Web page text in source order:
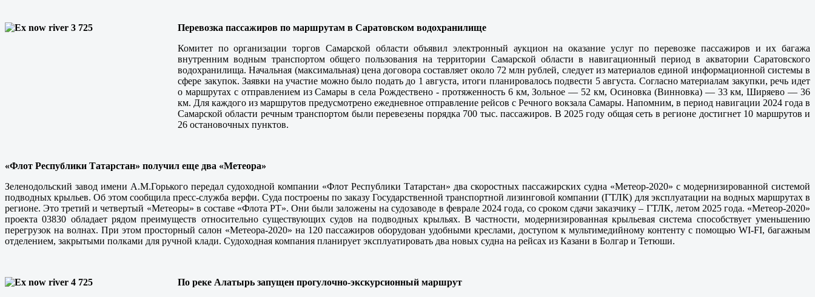
Перевозка пассажиров по маршрутам в Саратовском водохранилище
Комитет по организации торгов Самарской области объявил электронный аукцион на оказание услуг по перевозке пассажиров и их багажа
внутренним водным транспортом общего пользования на территории Самарской области в навигационный период в акватории Саратовского
водохранилища. Начальная (максимальная) цена договора составляет около 72 млн рублей, следует из материалов единой информационной системы в
сфере закупок. Заявки на участие можно было подать до 1 августа, итоги планировалось подвести 5 августа. Согласно материалам закупки, речь идет
о маршрутах с отправлением из Самары в села Рождествено - протяженность 6 км, Зольное — 52 км, Осиновка (Винновка) — 33 км, Ширяево — 36
км. Для каждого из маршрутов предусмотрено ежедневное отправление рейсов с Речного вокзала Самары. Напомним, в период навигации 2024 года в
Самарской области речным транспортом были перевезены порядка 700 тыс. пассажиров. В 2025 году общая сеть в регионе достигнет 10 маршрутов и
26 остановочных пунктов.
«Флот Республики Татарстан» получил еще два «Метеора»
Зеленодольский завод имени А.М.Горького передал судоходной компании «Флот Республики Татарстан» два скоростных пассажирских судна «Метеор-2020» с модернизированной системой
подводных крыльев. Об этом сообщила пресс-служба верфи. Суда построены по заказу Государственной транспортной лизинговой компании (ГТЛК) для эксплуатации на водных маршрутах в
регионе. Это третий и четвертый «Метеоры» в составе «Флота РТ». Они были заложены на судозаводе в феврале 2024 года, со сроком сдачи заказчику – ГТЛК, летом 2025 года. «Метеор-2020»
проекта 03830 обладает рядом преимуществ относительно существующих судов на подводных крыльях. В частности, модернизированная крыльевая система способствует уменьшению
перегрузок на волнах. При этом просторный салон «Метеора-2020» на 120 пассажиров оборудован удобными креслами, доступом к мультимедийному контенту с помощью WI-FI, багажным
отделением, закрытыми полками для ручной клади. Судоходная компания планирует эксплуатировать два новых судна на рейсах из Казани в Болгар и Тетюши.
По реке Алатырь запущен прогулочно-экскурсионный маршрут